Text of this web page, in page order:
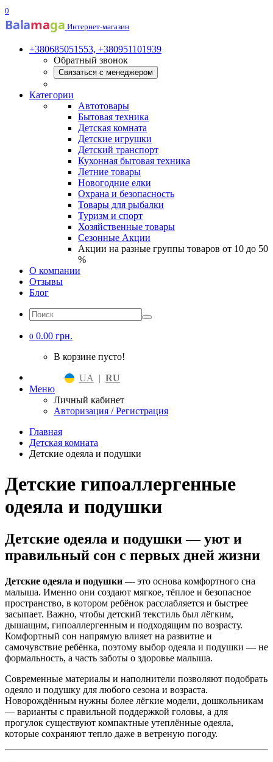
0
Balamaga Интернет-магазин
+380685051553, +380951101939
Обратный звонок
Связаться с менеджером
Категории
Автотовары
Бытовая техника
Детская комната
Детские игрушки
Детский транспорт
Кухонная бытовая техника
Летние товары
Новогодние елки
Охрана и безопасность
Товары для рыбалки
Туризм и спорт
Хозяйственные товары
Сезонные Акции
Акции на разные группы товаров от 10 до 50
%
О компании
Отзывы
Блог
0 0.00 грн.
В корзине пусто!
UA | RU
Меню
Личный кабинет
Авторизация / Регистрация
Главная
Детская комната
Детские одеяла и подушки
Детские гипоаллергенные
одеяла и подушки
Детские одеяла и подушки — уют и
правильный сон с первых дней жизни
Детские одеяла и подушки — это основа комфортного сна
малыша. Именно они создают мягкое, тёплое и безопасное
пространство, в котором ребёнок расслабляется и быстрее
засыпает. Важно, чтобы детский текстиль был лёгким,
дышащим, гипоаллергенным и подходящим по возрасту.
Комфортный сон напрямую влияет на развитие и
самочувствие ребёнка, поэтому выбор одеяла и подушки — не
формальность, а часть заботы о здоровье малыша.
Современные материалы и наполнители позволяют подобрать
одеяло и подушку для любого сезона и возраста.
Новорождённым нужны более лёгкие модели, дошкольникам
— варианты с правильной поддержкой головы, а для
прогулок существуют компактные утеплённые одеяла,
которые сохраняют тепло даже в ветреную погоду.